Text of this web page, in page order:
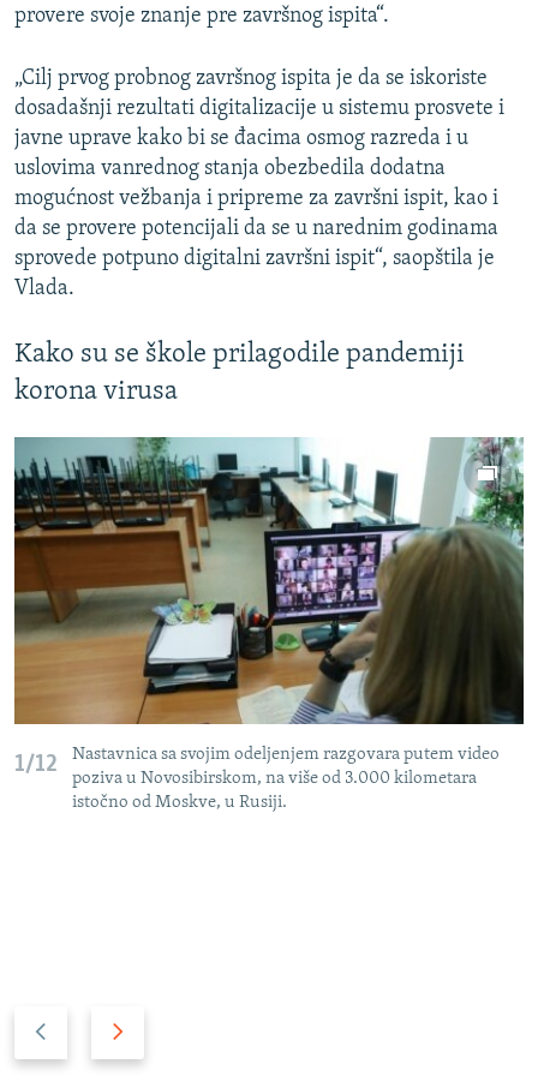
provere svoje znanje pre završnog ispita“.
„Cilj prvog probnog završnog ispita je da se iskoriste
dosadašnji rezultati digitalizacije u sistemu prosvete i
javne uprave kako bi se đacima osmog razreda i u
uslovima vanrednog stanja obezbedila dodatna
mogućnost vežbanja i pripreme za završni ispit, kao i
da se provere potencijali da se u narednim godinama
sprovede potpuno digitalni završni ispit“, saopštila je
Vlada.
Kako su se škole prilagodile pandemiji
korona virusa
1/12
Nastavnica sa svojim odeljenjem razgovara putem video
poziva u Novosibirskom, na više od 3.000 kilometara
istočno od Moskve, u Rusiji.